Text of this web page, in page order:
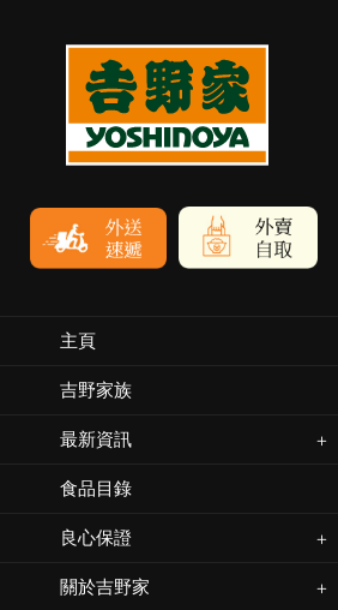
主頁
吉野家族
最新資訊
食品目錄
良心保證
關於吉野家